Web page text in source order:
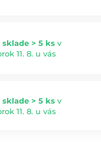
s pleťou.
upokojujúcich maskách.
sklade > 5 ks v
11. 8. u vás
sklade > 5 ks v
11. 8. u vás